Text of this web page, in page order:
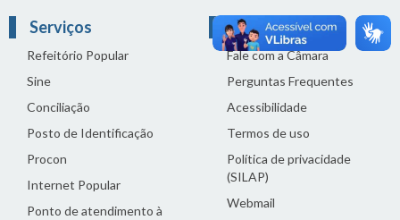
Serviços
Refeitório Popular
Sine
Conciliação
Posto de Identificação
Procon
Internet Popular
Ponto de atendimento à
Links Úteis
Fale com a Câmara
Perguntas Frequentes
Acessibilidade
Termos de uso
Política de privacidade
(SILAP)
Webmail